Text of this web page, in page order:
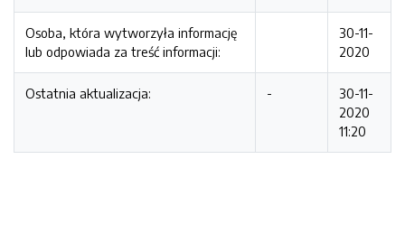
Osoba, która wytworzyła informację
lub odpowiada za treść informacji:
30-11-
2020
Ostatnia aktualizacja: -
30-11-
2020
11:20